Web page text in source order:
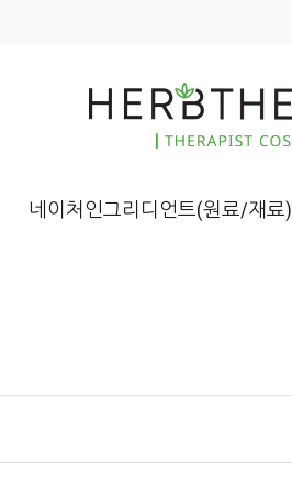
네이처인그리디언트(원료/재료)